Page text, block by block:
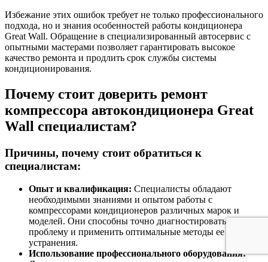
Избежание этих ошибок требует не только профессионального
подхода, но и знания особенностей работы кондиционера
Great Wall. Обращение в специализированный автосервис с
опытными мастерами позволяет гарантировать высокое
качество ремонта и продлить срок службы системы
кондиционирования.
Почему стоит доверить ремонт
компрессора автокондиционера Great
Wall специалистам?
Причины, почему стоит обратиться к
специалистам:
Опыт и квалификация: Специалисты обладают
необходимыми знаниями и опытом работы с
компрессорами кондиционеров различных марок и
моделей. Они способны точно диагностировать
проблему и применить оптимальные методы ее
устранения.
Использование профессионального оборудования: